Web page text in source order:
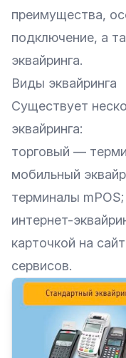
преимущества,
подключение, а
эквайринга.
Виды эквайринга
Существует
эквайринга:
торговый —
мобильный
терминалы mPOS;
интернет-
карточкой на
сервисов.